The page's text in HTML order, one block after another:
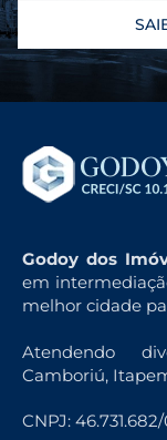
Godoy dos
em
melhor cidade
Atendendo
Camboriú,
CNPJ: